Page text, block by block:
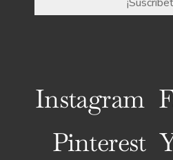
Instagram
Pinterest